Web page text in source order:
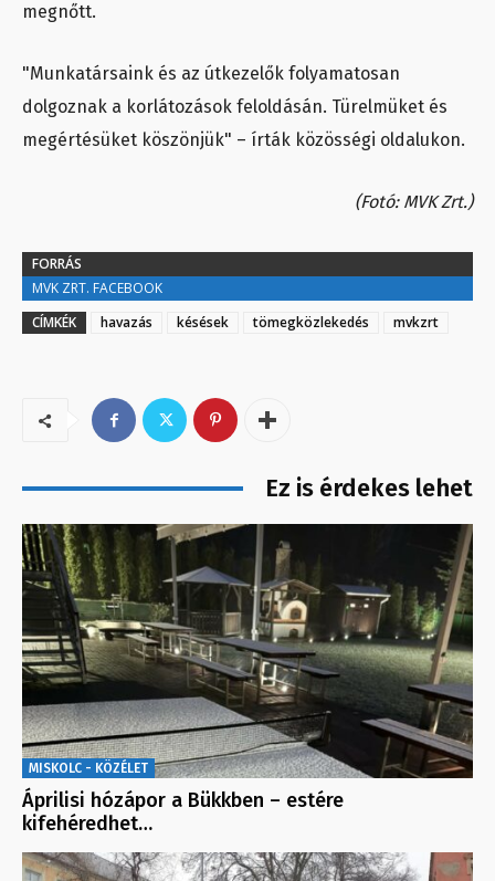
megnőtt.
"Munkatársaink és az útkezelők folyamatosan
dolgoznak a korlátozások feloldásán. Türelmüket és
megértésüket köszönjük" – írták közösségi oldalukon.
(Fotó: MVK Zrt.)
FORRÁS
MVK ZRT. FACEBOOK
CÍMKÉK
havazás késések tömegközlekedés mvkzrt
Ez is érdekes lehet
MISKOLC - KÖZÉLET
Áprilisi hózápor a Bükkben – estére
kifehéredhet…